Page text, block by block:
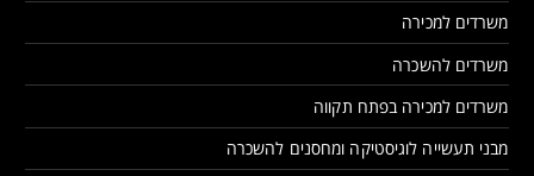
משרדים למכירה
משרדים להשכרה
משרדים למכירה בפתח תקווה
מבני תעשייה לוגיסטיקה ומחסנים להשכרה